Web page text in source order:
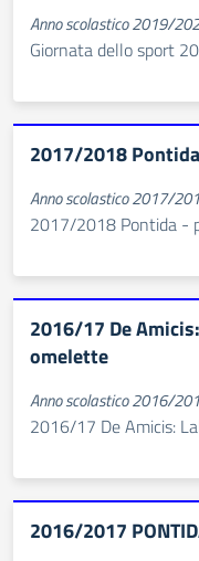
Anno scolastico 2019/
Giornata dello sport
2017/2018
Anno scolastico 2017/
2017/2018 Pontida -
2016/17 De
omelette
Anno scolastico 2016/
2016/17 De Amicis:
2016/2017